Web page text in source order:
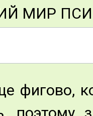
МИР
фигово,